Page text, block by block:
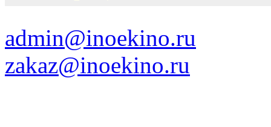
admin@inoekino.ru
zakaz@inoekino.ru